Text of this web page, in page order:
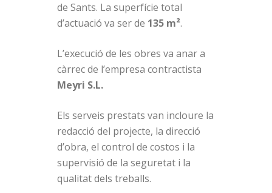
de Sants. La superfície total
d’actuació va ser de 135 m².
L’execució de les obres va anar a
càrrec de l’empresa contractista
Meyri S.L.
Els serveis prestats van incloure la
redacció del projecte, la direcció
d’obra, el control de costos i la
supervisió de la seguretat i la
qualitat dels treballs.